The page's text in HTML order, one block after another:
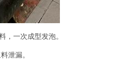
，一次成型发泡。
泄漏。